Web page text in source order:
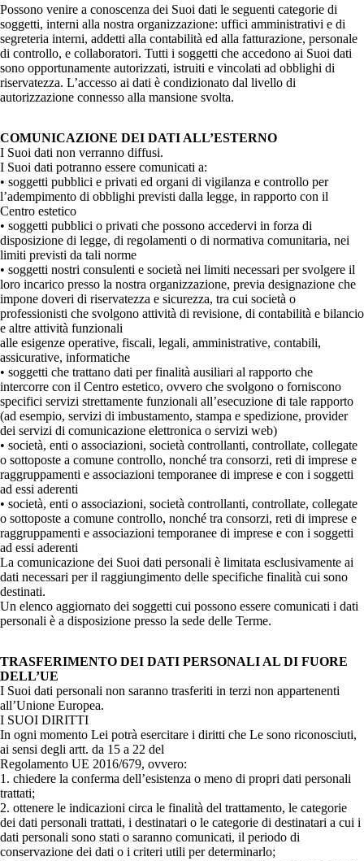
Possono venire a conoscenza dei Suoi dati le seguenti categorie di
soggetti, interni alla nostra organizzazione: uffici amministrativi e di
segreteria interni, addetti alla contabilità ed alla fatturazione, personale
di controllo, e collaboratori. Tutti i soggetti che accedono ai Suoi dati
sono opportunamente autorizzati, istruiti e vincolati ad obblighi di
riservatezza. L’accesso ai dati è condizionato dal livello di
autorizzazione connesso alla mansione svolta.
COMUNICAZIONE DEI DATI ALL’ESTERNO
I Suoi dati non verranno diffusi.
I Suoi dati potranno essere comunicati a:
• soggetti pubblici e privati ed organi di vigilanza e controllo per
l’adempimento di obblighi previsti dalla legge, in rapporto con il
Centro estetico
• soggetti pubblici o privati che possono accedervi in forza di
disposizione di legge, di regolamenti o di normativa comunitaria, nei
limiti previsti da tali norme
• soggetti nostri consulenti e società nei limiti necessari per svolgere il
loro incarico presso la nostra organizzazione, previa designazione che
impone doveri di riservatezza e sicurezza, tra cui società o
professionisti che svolgono attività di revisione, di contabilità e bilancio
e altre attività funzionali
alle esigenze operative, fiscali, legali, amministrative, contabili,
assicurative, informatiche
• soggetti che trattano dati per finalità ausiliari al rapporto che
intercorre con il Centro estetico, ovvero che svolgono o forniscono
specifici servizi strettamente funzionali all’esecuzione di tale rapporto
(ad esempio, servizi di imbustamento, stampa e spedizione, provider
dei servizi di comunicazione elettronica o servizi web)
• società, enti o associazioni, società controllanti, controllate, collegate
o sottoposte a comune controllo, nonché tra consorzi, reti di imprese e
raggruppamenti e associazioni temporanee di imprese e con i soggetti
ad essi aderenti
• società, enti o associazioni, società controllanti, controllate, collegate
o sottoposte a comune controllo, nonché tra consorzi, reti di imprese e
raggruppamenti e associazioni temporanee di imprese e con i soggetti
ad essi aderenti
La comunicazione dei Suoi dati personali è limitata esclusivamente ai
dati necessari per il raggiungimento delle specifiche finalità cui sono
destinati.
Un elenco aggiornato dei soggetti cui possono essere comunicati i dati
personali è a disposizione presso la sede delle Terme.
TRASFERIMENTO DEI DATI PERSONALI AL DI FUORE
DELL’UE
I Suoi dati personali non saranno trasferiti in terzi non appartenenti
all’Unione Europea.
I SUOI DIRITTI
In ogni momento Lei potrà esercitare i diritti che Le sono riconosciuti,
ai sensi degli artt. da 15 a 22 del
Regolamento UE 2016/679, ovvero:
1. chiedere la conferma dell’esistenza o meno di propri dati personali
trattati;
2. ottenere le indicazioni circa le finalità del trattamento, le categorie
dei dati personali trattati, i destinatari o le categorie di destinatari a cui i
dati personali sono stati o saranno comunicati, il periodo di
conservazione dei dati o i criteri utili per determinarlo;